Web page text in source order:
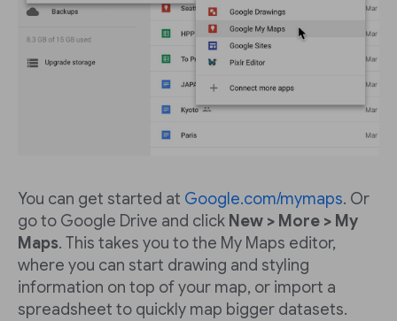
You can get started at Google.com/mymaps. Or
go to Google Drive and click New > More > My
Maps. This takes you to the My Maps editor,
where you can start drawing and styling
information on top of your map, or import a
spreadsheet to quickly map bigger datasets.